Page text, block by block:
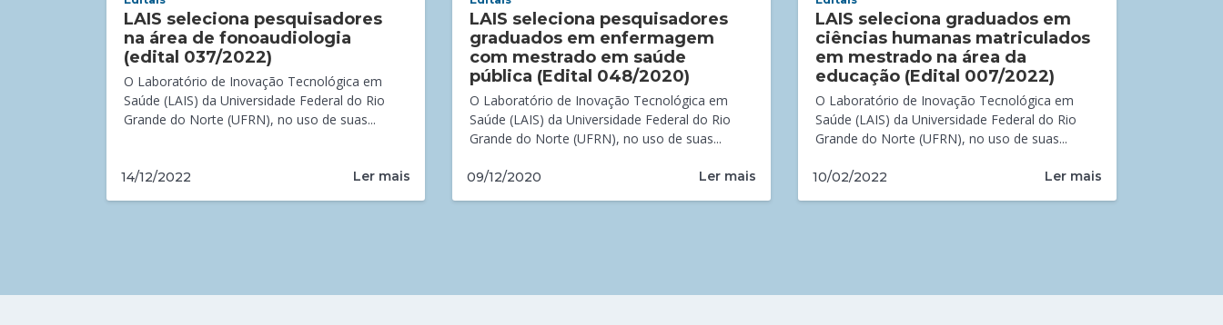
LAIS seleciona pesquisadores
na área de fonoaudiologia
(edital 037/2022)
O Laboratório de Inovação Tecnológica em
Saúde (LAIS) da Universidade Federal do Rio
Grande do Norte (UFRN), no uso de suas...
14/12/2022 Ler mais
LAIS seleciona pesquisadores
graduados em enfermagem
com mestrado em saúde
pública (Edital 048/2020)
O Laboratório de Inovação Tecnológica em
Saúde (LAIS) da Universidade Federal do Rio
Grande do Norte (UFRN), no uso de suas...
09/12/2020 Ler mais
LAIS seleciona graduados em
ciências humanas matriculados
em mestrado na área da
educação (Edital 007/2022)
O Laboratório de Inovação Tecnológica em
Saúde (LAIS) da Universidade Federal do Rio
Grande do Norte (UFRN), no uso de suas...
10/02/2022 Ler mais